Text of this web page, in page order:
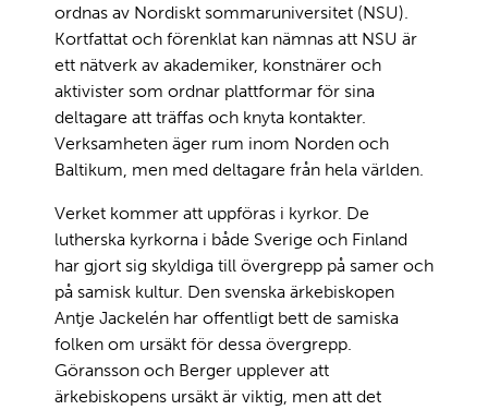
ordnas av Nordiskt sommaruniversitet (NSU).
Kortfattat och förenklat kan nämnas att NSU är
ett nätverk av akademiker, konstnärer och
aktivister som ordnar plattformar för sina
deltagare att träffas och knyta kontakter.
Verksamheten äger rum inom Norden och
Baltikum, men med deltagare från hela världen.
Verket kommer att uppföras i kyrkor. De
lutherska kyrkorna i både Sverige och Finland
har gjort sig skyldiga till övergrepp på samer och
på samisk kultur. Den svenska ärkebiskopen
Antje Jackelén har offentligt bett de samiska
folken om ursäkt för dessa övergrepp.
Göransson och Berger upplever att
ärkebiskopens ursäkt är viktig, men att det